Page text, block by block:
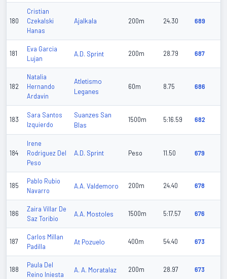
180
Cristian
Czekalski
Hanas
Ajalkala 200m 24.30 689
181
Eva Garcia
Lujan
A.D. Sprint 200m 28.79 687
182
Natalia
Hernando
Ardavin
Atletismo
Leganes
60m 8.75 686
183
Sara Santos
Izquierdo
Suanzes San
Blas
1500m 5:16.59 682
184
Irene
Rodriguez Del
Peso
A.D. Sprint Peso 11.50 679
185
Pablo Rubio
Navarro
A.A. Valdemoro 200m 24.40 678
186
Zaira Villar De
Saz Toribio
A.A. Mostoles 1500m 5:17.57 676
187
Carlos Millan
Padilla
At Pozuelo 400m 54.40 673
188
Paula Del
Reino Iniesta
A. A. Moratalaz 200m 28.97 673